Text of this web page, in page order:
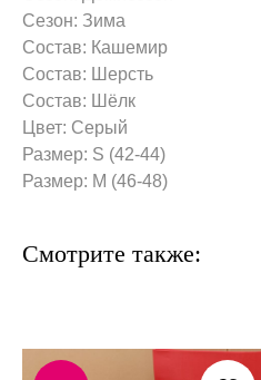
Сезон: Зима
Состав: Кашемир
Состав: Шерсть
Состав: Шёлк
Цвет: Серый
Размер: S (42-44)
Размер: M (46-48)
Смотрите также: